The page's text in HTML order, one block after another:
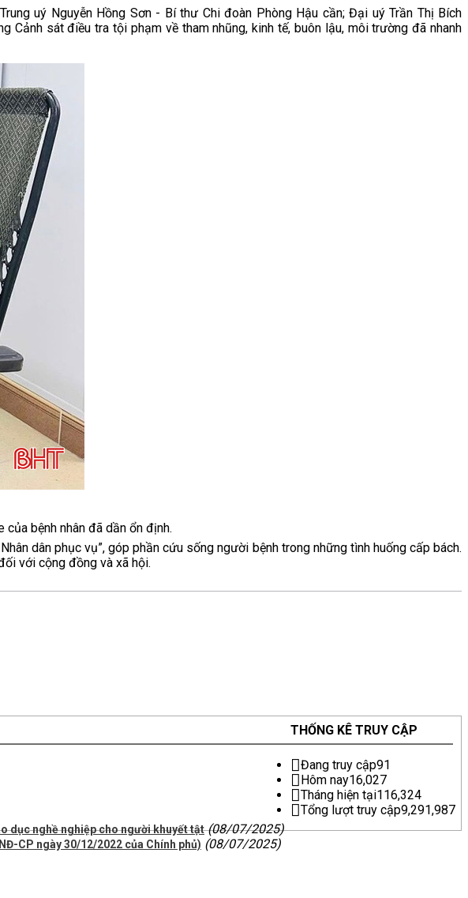
uý Nguyễn Hồng Sơn - Bí thư Chi đoàn Phòng Hậu cần; Đại uý Trần Thị Bích
sát điều tra tội phạm về tham nhũng, kinh tế, buôn lậu, môi trường đã nhanh
bệnh nhân đã dần ổn định.
dân phục vụ”, góp phần cứu sống người bệnh trong những tình huống cấp bách.
với cộng đồng và xã hội.
dục nghề nghiệp cho người khuyết tật (08/07/2025)
CP ngày 30/12/2022 của Chính phủ) (08/07/2025)
THỐNG KÊ TRUY CẬP
Đang truy cập91
Hôm nay16,027
Tháng hiện tại116,324
Tổng lượt truy cập9,291,987